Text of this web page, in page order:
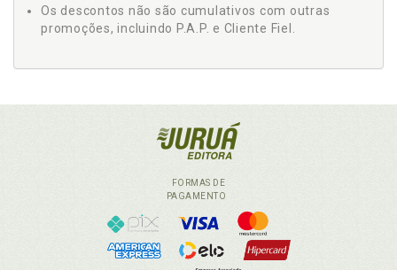
Os descontos não são cumulativos com outras
promoções, incluindo P.A.P. e Cliente Fiel.
FORMAS DE
PAGAMENTO